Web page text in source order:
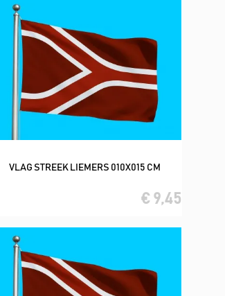
In winkelwagen
VLAG STREEK LIEMERS 010X015 CM
€ 9,45